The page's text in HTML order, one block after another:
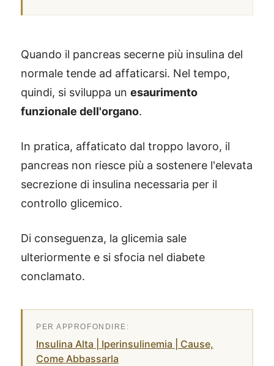
Quando il pancreas secerne più insulina del
normale tende ad affaticarsi. Nel tempo,
quindi, si sviluppa un esaurimento
funzionale dell'organo.
In pratica, affaticato dal troppo lavoro, il
pancreas non riesce più a sostenere l'elevata
secrezione di insulina necessaria per il
controllo glicemico.
Di conseguenza, la glicemia sale
ulteriormente e si sfocia nel diabete
conclamato.
Insulina Alta | Iperinsulinemia | Cause,
Come Abbassarla